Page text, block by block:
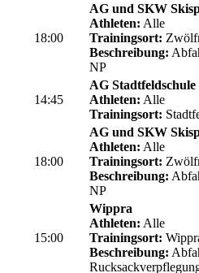
18:00
AG und SKW
Athleten: Alle
Trainingsort:
Beschreibung:
NP
14:45
AG Stadtfeldschule
Athleten: Alle
Trainingsort:
18:00
AG und SKW
Athleten: Alle
Trainingsort:
Beschreibung:
NP
15:00
Wippra
Athleten: Alle
Trainingsort:
Beschreibung: